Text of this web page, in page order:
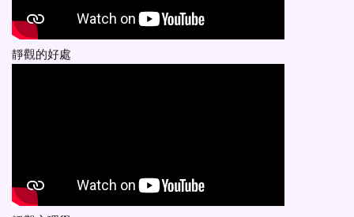
靜觀的好處